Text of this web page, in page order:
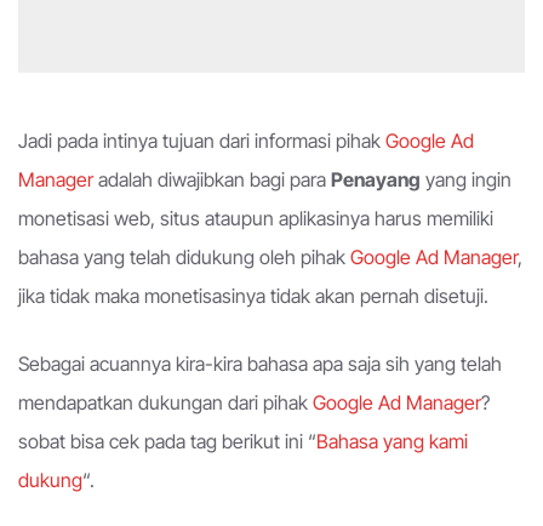
Jadi pada intinya tujuan dari informasi pihak Google Ad
Manageradalah diwajibkan bagi para Penayang yang ingin
monetisasi web, situs ataupun aplikasinya harus memiliki
bahasa yang telah didukung oleh pihak Google Ad Manager,
jika tidak maka monetisasinya tidak akan pernah disetuji.
Sebagai acuannya kira-kira bahasa apa saja sih yang telah
mendapatkan dukungan dari pihak Google Ad Manager?
sobat bisa cek pada tag berikut ini “Bahasa yang kami
dukung“.